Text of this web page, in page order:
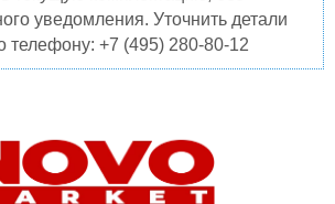
уведомления. Уточнить детали
телефону: +7 (495) 280-80-12